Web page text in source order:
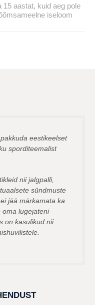
15 aastat, kuid aeg pole
iseloom
eestikeelset
sporditeemalist
nii jalgpalli,
sündmuste
jää märkamata ka
lugejateni
on kasulikud nii